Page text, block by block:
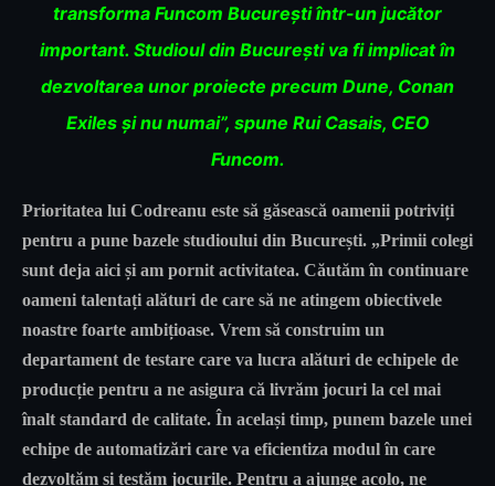
transforma Funcom București într-un jucător
important. Studioul din București va fi implicat în
dezvoltarea unor proiecte precum Dune, Conan
Exiles și nu numai”, spune Rui Casais, CEO
Funcom.
Prioritatea lui Codreanu este să găsească oamenii potriviți
pentru a pune bazele studioului din București. „Primii colegi
sunt deja aici și am pornit activitatea. Căutăm în continuare
oameni talentați alături de care să ne atingem obiectivele
noastre foarte ambițioase. Vrem să construim un
departament de testare care va lucra alături de echipele de
producție pentru a ne asigura că livrăm jocuri la cel mai
înalt standard de calitate. În același timp, punem bazele unei
echipe de automatizări care va eficientiza modul în care
dezvoltăm și testăm jocurile. Pentru a ajunge acolo, ne